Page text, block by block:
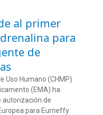
al primer
para
de
Uso Humano (CHMP)
(EMA) ha
autorización de
para Eurneffy